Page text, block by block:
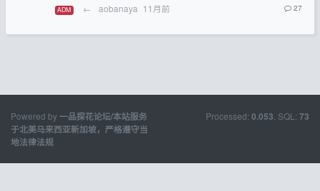
ADM ← aobanaya 11月前 27
Powered by一品探花论坛/本站服务
于北美马来西亚新加坡，严格遵守当
地法律法规
Processed: 0.053 , SQL: 73